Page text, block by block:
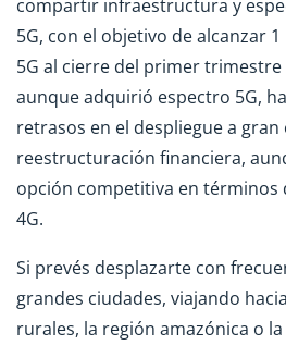
compartir infraestructura y
5G, con el objetivo de alcanzar
5G al cierre del primer trimestre
aunque adquirió espectro 5G,
retrasos en el despliegue a gran
reestructuración financiera,
opción competitiva en términos
4G.
Si prevés desplazarte con
grandes ciudades, viajando
rurales, la región amazónica o